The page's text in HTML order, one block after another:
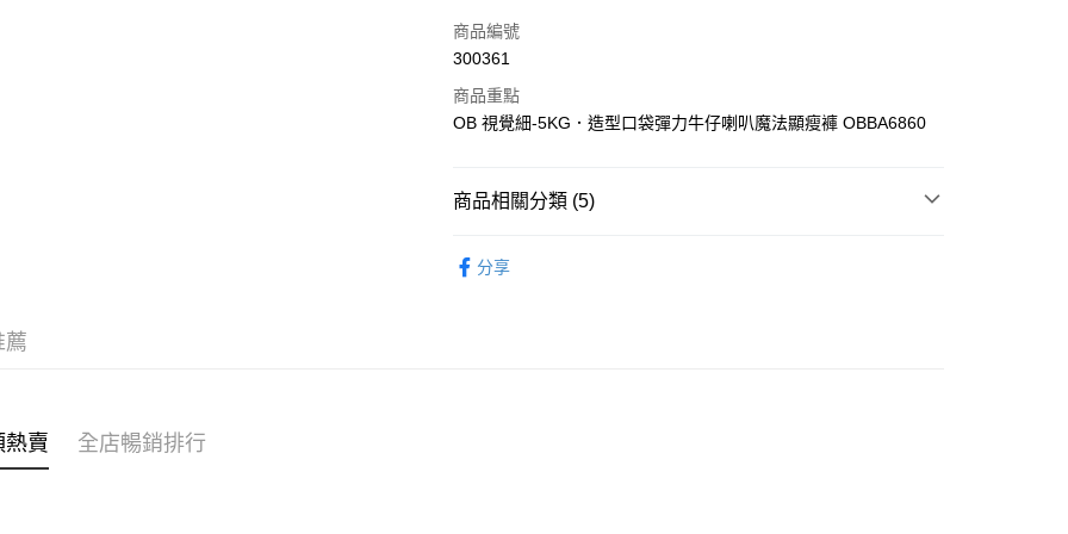
信用卡
AlipayHK
WeChat Pay
送貨方式
商品編號
300361
商品重點
OB 視覺細-5KG．造型口袋彈力牛仔喇叭魔法顯瘦褲 OBBA6860
商品相關分類 (5)
分享
薦
賣 全店暢銷排行